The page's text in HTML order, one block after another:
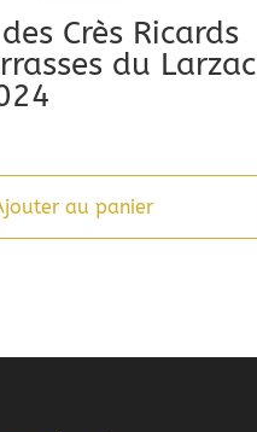
Crès Ricards
du Larzac
au panier